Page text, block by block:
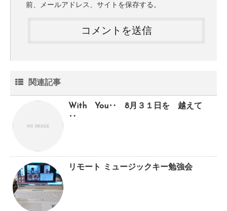
前、メールアドレス、サイトを保存する。
関連記事
With You‥ 8月３１日を 越えて
‥
リモート ミュージックキー勉強会